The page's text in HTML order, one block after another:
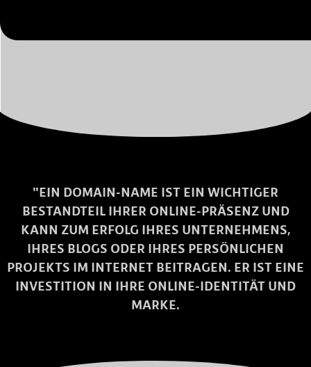
"EIN DOMAIN-NAME IST EIN WICHTIGER
BESTANDTEIL IHRER ONLINE-PRÄSENZ UND
KANN ZUM ERFOLG IHRES UNTERNEHMENS,
IHRES BLOGS ODER IHRES PERSÖNLICHEN
PROJEKTS IM INTERNET BEITRAGEN. ER IST EINE
INVESTITION IN IHRE ONLINE-IDENTITÄT UND
MARKE.